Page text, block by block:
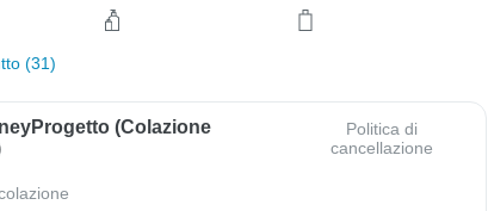
(31)
(colazione
Politica di
cancellazione